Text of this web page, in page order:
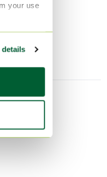
your use
details
più